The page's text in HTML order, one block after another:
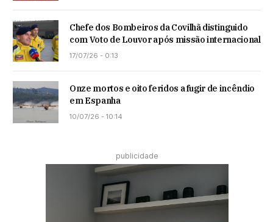
Chefe dos Bombeiros da Covilhã distinguido
com Voto de Louvor após missão internacional
17/07/26 - 0:13
Onze mortos e oito feridos a fugir de incêndio
em Espanha
10/07/26 - 10:14
publicidade